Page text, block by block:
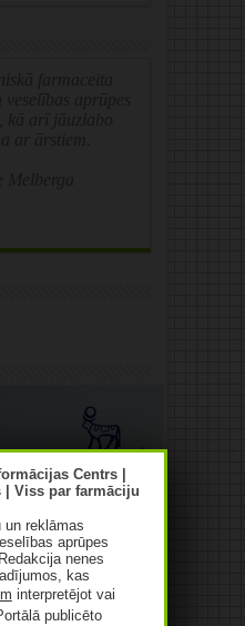
un reklāmas
aprūpes
nenes
kas
interpretējot vai
publicēto